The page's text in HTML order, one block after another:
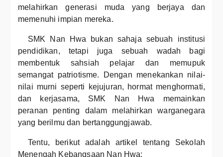
melahirkan generasi muda yang berjaya dan
memenuhi impian mereka.
SMK Nan Hwa bukan sahaja sebuah institusi
pendidikan, tetapi juga sebuah wadah bagi
membentuk sahsiah pelajar dan memupuk
semangat patriotisme. Dengan menekankan nilai-
nilai murni seperti kejujuran, hormat menghormati,
dan kerjasama, SMK Nan Hwa memainkan
peranan penting dalam melahirkan warganegara
yang berilmu dan bertanggungjawab.
Tentu, berikut adalah artikel tentang Sekolah
Menengah Kebangsaan Nan Hwa: